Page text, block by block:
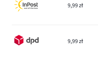
9,99 zł
9,99 zł